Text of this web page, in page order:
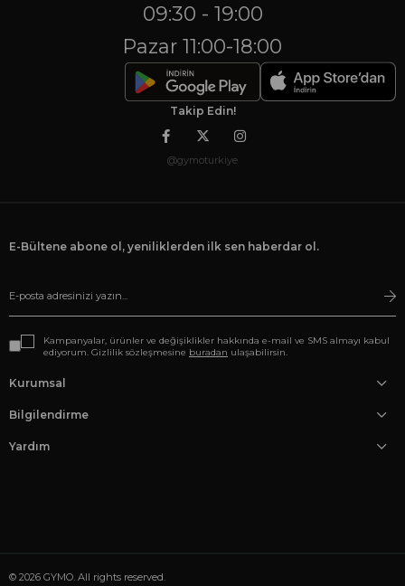
09:30 - 19:00
Pazar 11:00-18:00
Takip Edin!
@gymoturkiye
E-Bültene abone ol, yeniliklerden ilk sen haberdar ol.
Kampanyalar, ürünler ve değişiklikler hakkında e-mail ve SMS almayı kabul
ediyorum. Gizlilik sözleşmesine buradan ulaşabilirsin.
Kurumsal
Bilgilendirme
Yardım
© 2026 GYMO. All rights reserved.